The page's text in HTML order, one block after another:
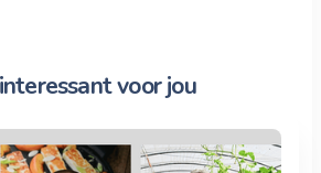
voor jou